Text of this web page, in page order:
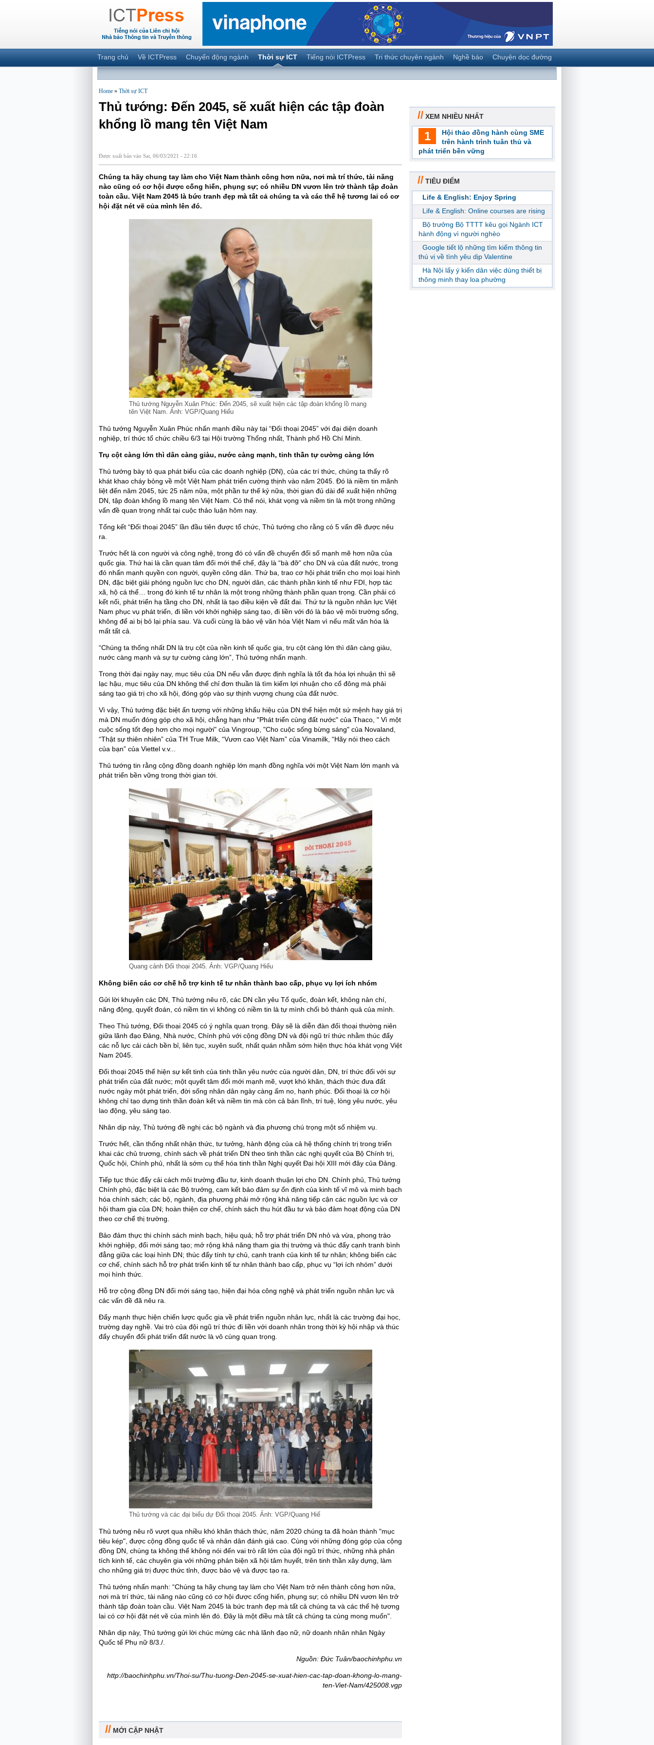
Trang chủ Về ICTPress Chuyển động ngành Thời sự ICT Tiếng nói ICTPress Tri thức chuyên ngành Nghề báo Chuyện dọc đường
Home » Thời sự ICT
Thủ tướng: Đến 2045, sẽ xuất hiện các tập đoàn
khổng lồ mang tên Việt Nam
Được xuất bản vào Sat, 06/03/2021 - 22:16
Chúng ta hãy chung tay làm cho Việt Nam thành công hơn nữa, nơi mà trí thức, tài năng
nào cũng có cơ hội được cống hiến, phụng sự; có nhiều DN vươn lên trở thành tập đoàn
toàn cầu. Việt Nam 2045 là bức tranh đẹp mà tất cả chúng ta và các thế hệ tương lai có cơ
hội đặt nét vẽ của mình lên đó.
Thủ tướng Nguyễn Xuân Phúc: Đến 2045, sẽ xuất hiện các tập đoàn khổng lồ mang
tên Việt Nam. Ảnh: VGP/Quang Hiếu
Thủ tướng Nguyễn Xuân Phúc nhấn mạnh điều này tại “Đối thoại 2045” với đại diện doanh
nghiệp, trí thức tổ chức chiều 6/3 tại Hội trường Thống nhất, Thành phố Hồ Chí Minh.
Trụ cột càng lớn thì dân càng giàu, nước càng mạnh, tinh thần tự cường càng lớn
Thủ tướng bày tỏ qua phát biểu của các doanh nghiệp (DN), của các trí thức, chúng ta thấy rõ
khát khao cháy bỏng về một Việt Nam phát triển cường thịnh vào năm 2045. Đó là niềm tin mãnh
liệt đến năm 2045, tức 25 năm nữa, một phần tư thế kỷ nữa, thời gian đủ dài để xuất hiện những
DN, tập đoàn khổng lồ mang tên Việt Nam. Có thể nói, khát vọng và niềm tin là một trong những
vấn đề quan trọng nhất tại cuộc thảo luận hôm nay.
Tổng kết “Đối thoại 2045” lần đầu tiên được tổ chức, Thủ tướng cho rằng có 5 vấn đề được nêu
ra.
Trước hết là con người và công nghệ, trong đó có vấn đề chuyển đổi số mạnh mẽ hơn nữa của
quốc gia. Thứ hai là cần quan tâm đổi mới thể chế, đây là “bà đỡ” cho DN và của đất nước, trong
đó nhấn mạnh quyền con người, quyền công dân. Thứ ba, trao cơ hội phát triển cho mọi loại hình
DN, đặc biệt giải phóng nguồn lực cho DN, người dân, các thành phần kinh tế như FDI, hợp tác
xã, hộ cá thể… trong đó kinh tế tư nhân là một trong những thành phần quan trọng. Cần phải có
kết nối, phát triển hạ tầng cho DN, nhất là tạo điều kiện về đất đai. Thứ tư là nguồn nhân lực Việt
Nam phục vụ phát triển, đi liền với khởi nghiệp sáng tạo, đi liền với đó là bảo vệ môi trường sống,
không để ai bị bỏ lại phía sau. Và cuối cùng là bảo vệ văn hóa Việt Nam vì nếu mất văn hóa là
mất tất cả.
“Chúng ta thống nhất DN là trụ cột của nền kinh tế quốc gia, trụ cột càng lớn thì dân càng giàu,
nước càng mạnh và sự tự cường càng lớn”, Thủ tướng nhấn mạnh.
Trong thời đại ngày nay, mục tiêu của DN nếu vẫn được định nghĩa là tốt đa hóa lợi nhuận thì sẽ
lạc hậu, mục tiêu của DN không thể chỉ đơn thuần là tìm kiếm lợi nhuận cho cổ đông mà phải
sáng tạo giá trị cho xã hội, đóng góp vào sự thịnh vượng chung của đất nước.
Vì vậy, Thủ tướng đặc biệt ấn tượng với những khẩu hiệu của DN thể hiện một sứ mệnh hay giá trị
mà DN muốn đóng góp cho xã hội, chẳng hạn như "Phát triển cùng đất nước" của Thaco, " Vì một
cuộc sống tốt đẹp hơn cho mọi người" của Vingroup, "Cho cuộc sống bừng sáng" của Novaland,
“Thật sự thiên nhiên” của TH True Milk, “Vươn cao Việt Nam” của Vinamilk, “Hãy nói theo cách
của bạn” của Viettel v.v...
Thủ tướng tin rằng cộng đồng doanh nghiệp lớn mạnh đồng nghĩa với một Việt Nam lớn mạnh và
phát triển bền vững trong thời gian tới.
Quang cảnh Đối thoại 2045. Ảnh: VGP/Quang Hiếu
Không biến các cơ chế hỗ trợ kinh tế tư nhân thành bao cấp, phục vụ lợi ích nhóm
Gửi lời khuyên các DN, Thủ tướng nêu rõ, các DN cần yêu Tổ quốc, đoàn kết, không nản chí,
năng động, quyết đoán, có niềm tin vì không có niềm tin là tự mình chối bỏ thành quả của mình.
Theo Thủ tướng, Đối thoại 2045 có ý nghĩa quan trọng. Đây sẽ là diễn đàn đối thoại thường niên
giữa lãnh đạo Đảng, Nhà nước, Chính phủ với cộng đồng DN và đội ngũ trí thức nhằm thúc đẩy
các nỗ lực cải cách bền bỉ, liên tục, xuyên suốt, nhất quán nhằm sớm hiện thực hóa khát vọng Việt
Nam 2045.
Đối thoại 2045 thể hiện sự kết tinh của tinh thần yêu nước của người dân, DN, trí thức đối với sự
phát triển của đất nước; một quyết tâm đổi mới mạnh mẽ, vượt khó khăn, thách thức đưa đất
nước ngày một phát triển, đời sống nhân dân ngày càng ấm no, hạnh phúc. Đối thoại là cơ hội
không chỉ tạo dựng tinh thần đoàn kết và niềm tin mà còn cả bản lĩnh, trí tuệ, lòng yêu nước, yêu
lao động, yêu sáng tạo.
Nhân dịp này, Thủ tướng đề nghị các bộ ngành và địa phương chú trọng một số nhiệm vụ.
Trước hết, cần thống nhất nhận thức, tư tưởng, hành động của cả hệ thống chính trị trong triển
khai các chủ trương, chính sách về phát triển DN theo tinh thần các nghị quyết của Bộ Chính trị,
Quốc hội, Chính phủ, nhất là sớm cụ thể hóa tinh thần Nghị quyết Đại hội XIII mới đây của Đảng.
Tiếp tục thúc đẩy cải cách môi trường đầu tư, kinh doanh thuận lợi cho DN. Chính phủ, Thủ tướng
Chính phủ, đặc biệt là các Bộ trưởng, cam kết bảo đảm sự ổn định của kinh tế vĩ mô và minh bạch
hóa chính sách; các bộ, ngành, địa phương phải mở rộng khả năng tiếp cận các nguồn lực và cơ
hội tham gia của DN; hoàn thiện cơ chế, chính sách thu hút đầu tư và bảo đảm hoạt động của DN
theo cơ chế thị trường.
Bảo đảm thực thi chính sách minh bạch, hiệu quả; hỗ trợ phát triển DN nhỏ và vừa, phong trào
khởi nghiệp, đổi mới sáng tạo; mở rộng khả năng tham gia thị trường và thúc đẩy cạnh tranh bình
đẳng giữa các loại hình DN; thúc đẩy tính tự chủ, cạnh tranh của kinh tế tư nhân; không biến các
cơ chế, chính sách hỗ trợ phát triển kinh tế tư nhân thành bao cấp, phục vụ “lợi ích nhóm” dưới
mọi hình thức.
Hỗ trợ cộng đồng DN đổi mới sáng tạo, hiện đại hóa công nghệ và phát triển nguồn nhân lực và
các vấn đề đã nêu ra.
Đẩy mạnh thực hiện chiến lược quốc gia về phát triển nguồn nhân lực, nhất là các trường đại học,
trường dạy nghề. Vai trò của đội ngũ trí thức đi liền với doanh nhân trong thời kỳ hội nhập và thúc
đẩy chuyển đổi phát triển đất nước là vô cùng quan trọng.
Thủ tướng và các đại biểu dự Đối thoại 2045. Ảnh: VGP/Quang Hiế
Thủ tướng nêu rõ vượt qua nhiều khó khăn thách thức, năm 2020 chúng ta đã hoàn thành "mục
tiêu kép", được cộng đồng quốc tế và nhân dân đánh giá cao. Cùng với những đóng góp của cộng
đồng DN, chúng ta không thể không nói đến vai trò rất lớn của đội ngũ trí thức, những nhà phân
tích kinh tế, các chuyên gia với những phản biện xã hội tâm huyết, trên tinh thần xây dựng, làm
cho những giá trị được thức tỉnh, được bảo vệ và được tạo ra.
Thủ tướng nhấn mạnh: “Chúng ta hãy chung tay làm cho Việt Nam trở nên thành công hơn nữa,
nơi mà trí thức, tài năng nào cũng có cơ hội được cống hiến, phụng sự; có nhiều DN vươn lên trở
thành tập đoàn toàn cầu. Việt Nam 2045 là bức tranh đẹp mà tất cả chúng ta và các thế hệ tương
lai có cơ hội đặt nét vẽ của mình lên đó. Đây là một điều mà tất cả chúng ta cùng mong muốn".
Nhân dịp này, Thủ tướng gửi lời chúc mừng các nhà lãnh đạo nữ, nữ doanh nhân nhân Ngày
Quốc tế Phụ nữ 8/3./.
Nguồn: Đức Tuân/baochinhphu.vn
http://baochinhphu.vn/Thoi-su/Thu-tuong-Den-2045-se-xuat-hien-cac-tap-doan-khong-lo-mang-
ten-Viet-Nam/425008.vgp
// MỚI CẬP NHẬT
// XEM NHIỀU NHẤT
1
Hội thảo đồng hành cùng SME
trên hành trình tuân thủ và
phát triển bền vững
// TIÊU ĐIỂM
Life & English: Enjoy Spring
Life & English: Online courses are rising
Bộ trưởng Bộ TTTT kêu gọi Ngành ICT
hành động vì người nghèo
Google tiết lộ những tìm kiếm thông tin
thú vị về tình yêu dịp Valentine
Hà Nội lấy ý kiến dân việc dùng thiết bị
thông minh thay loa phường